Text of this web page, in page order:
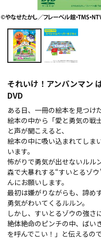
それいけ！アンパンマン
DVD
ある日、一冊の絵本を見つけ
絵本の中から「愛と勇気の戦
と声が聞こえると、
絵本の中に吸い込まれてしま
います。
怖がりで勇気が出せないルルン
森で大暴れする“すいとるゾ
んにお願いします。
最初は嫌がりながらも、諦め
勇気がわいてくるルルン。
しかし、すいとるゾウの強さ
絶体絶命のピンチの中、ばい
を呼んでこい！」と伝えるので